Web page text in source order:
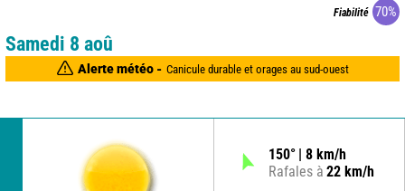
Fiabilité 70%
Samedi 8 aoû
Alerte météo - Canicule durable et orages au sud-ouest
150° 8 km/h
Rafales à 22 km/h